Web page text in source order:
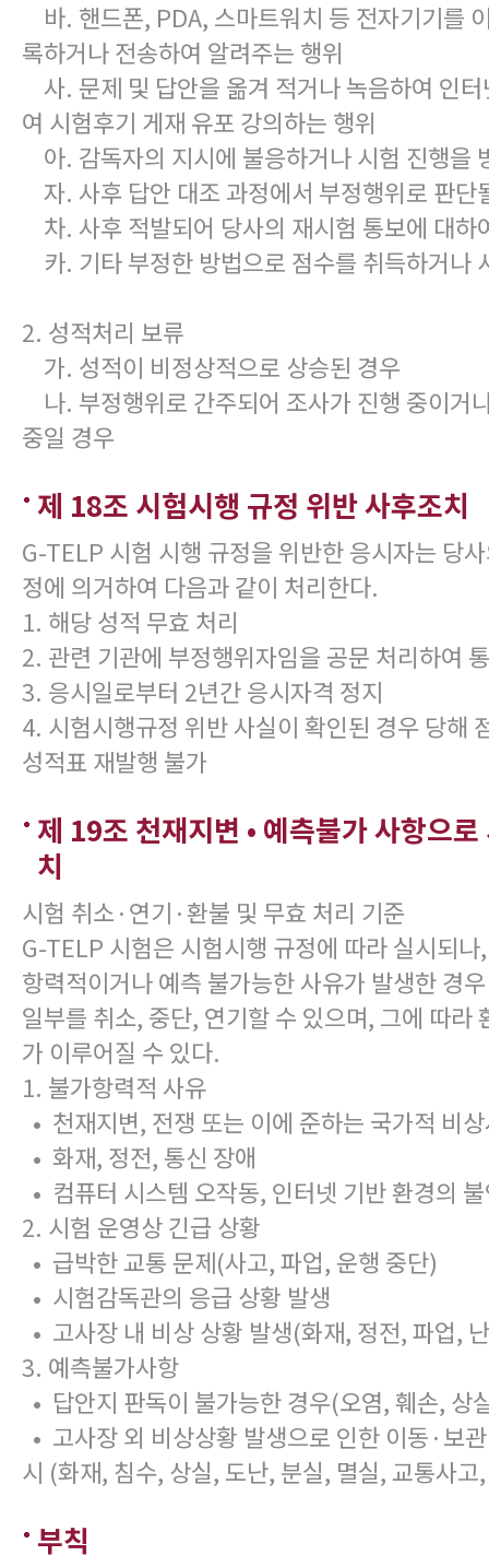
바. 핸드폰, PDA, 스마트워치 등 전자기기를
록하거나 전송하여 알려주는 행위
사. 문제 및 답안을 옮겨 적거나 녹음하여 인
여 시험후기 게재 유포 강의하는 행위
아. 감독자의 지시에 불응하거나 시험 진행을
자. 사후 답안 대조 과정에서 부정행위로 판단
차. 사후 적발되어 당사의 재시험 통보에 대하
카. 기타 부정한 방법으로 점수를 취득하거나
2. 성적처리 보류
가. 성적이 비정상적으로 상승된 경우
나. 부정행위로 간주되어 조사가 진행 중이거
중일 경우
제 18조 시험시행 규정 위반 사후조치
G-TELP 시험 시행 규정을 위반한 응시자는 당
정에 의거하여 다음과 같이 처리한다.
1. 해당 성적 무효 처리
2. 관련 기관에 부정행위자임을 공문 처리하여
3. 응시일로부터 2년간 응시자격 정지
4. 시험시행규정 위반 사실이 확인된 경우 당해
성적표 재발행 불가
제 19조 천재지변 • 예측불가 사항으
치
시험 취소·연기·환불 및 무효 처리 기준
G-TELP 시험은 시험시행 규정에 따라 실시되
항력적이거나 예측 불가능한 사유가 발생한 경
일부를 취소, 중단, 연기할 수 있으며, 그에 따라
가 이루어질 수 있다.
1. 불가항력적 사유
• 천재지변, 전쟁 또는 이에 준하는 국가적 비
• 화재, 정전, 통신 장애
• 컴퓨터 시스템 오작동, 인터넷 기반 환경의
2. 시험 운영상 긴급 상황
• 급박한 교통 문제(사고, 파업, 운행 중단)
• 시험감독관의 응급 상황 발생
• 고사장 내 비상 상황 발생(화재, 정전, 파업,
3. 예측불가사항
• 답안지 판독이 불가능한 경우(오염, 훼손, 상
• 고사장 외 비상상황 발생으로 인한 이동·보
시 (화재, 침수, 상실, 도난, 분실, 멸실, 교통사고
부칙